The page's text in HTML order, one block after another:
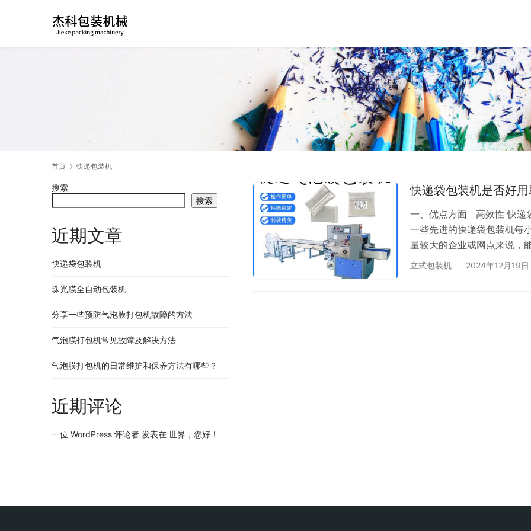
首页 快递包装机
快递袋包装机是否好用
一、优点方面 高效性 快递
一些先进的快递袋包装机每
量较大的企业或网点来说，
足大量订单的发货需求。 它
立式包装机 2024年12月19日
搜索
搜索
近期文章
快递袋包装机
珠光膜全自动包装机
分享一些预防气泡膜打包机故障的方法
气泡膜打包机常见故障及解决方法
气泡膜打包机的日常维护和保养方法有哪些？
近期评论
一位 WordPress 评论者 发表在 世界，您好！